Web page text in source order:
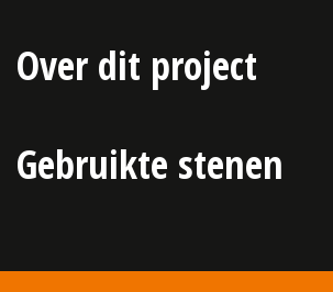
Over dit project
Gebruikte stenen